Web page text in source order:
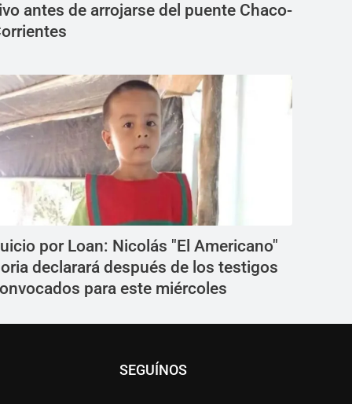
antes de arrojarse del puente Chaco-
por Loan: Nicolás "El Americano"
declarará después de los testigos
para este miércoles
SEGUÍNOS